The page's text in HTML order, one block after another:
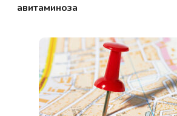
авитаминоза